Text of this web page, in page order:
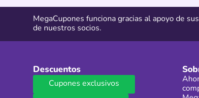
MegaCupones funciona gracias al apoyo de
de nuestros socios.
Descuentos
Cupones exclusivos